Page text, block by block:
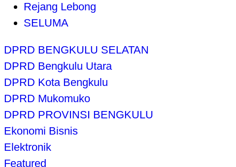
Rejang Lebong
SELUMA
DPRD BENGKULU SELATAN
DPRD Bengkulu Utara
DPRD Kota Bengkulu
DPRD Mukomuko
DPRD PROVINSI BENGKULU
Ekonomi Bisnis
Elektronik
Featured